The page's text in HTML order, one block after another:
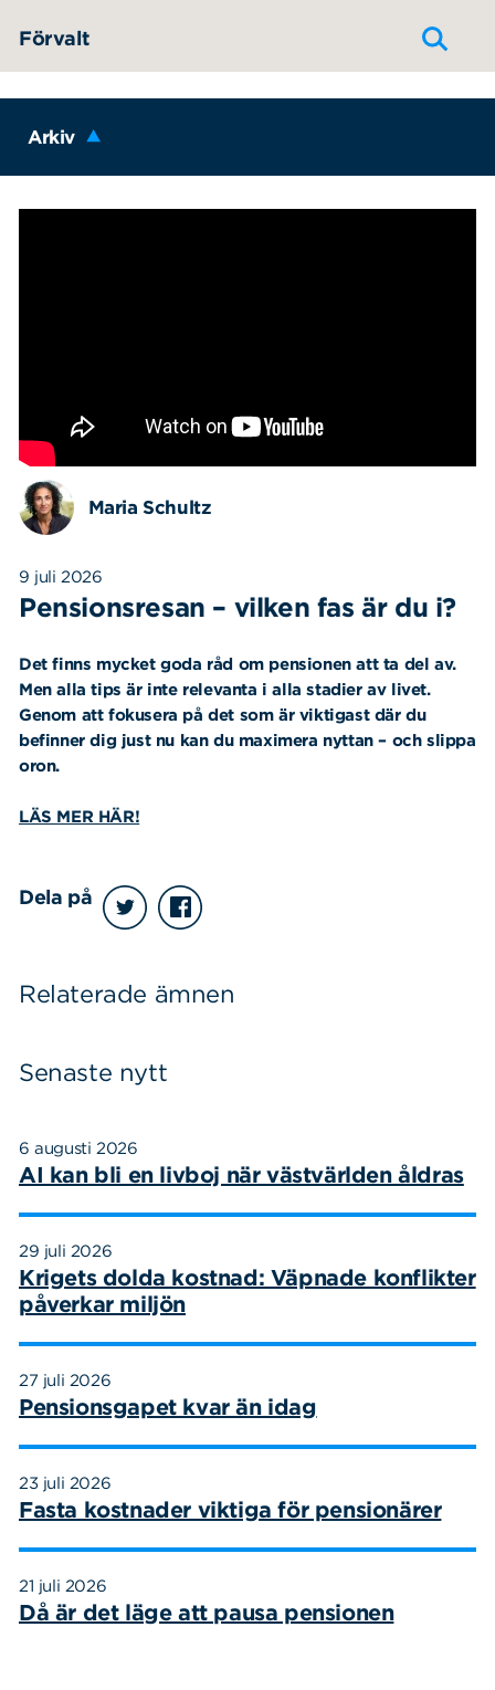
Förvalt
Arkiv
Maria Schultz
9 juli 2026
Pensionsresan – vilken fas är du i?
Det finns mycket goda råd om pensionen att ta del av.
Men alla tips är inte relevanta i alla stadier av livet.
Genom att fokusera på det som är viktigast där du
befinner dig just nu kan du maximera nyttan – och slippa
oron.
LÄS MER HÄR!
Dela på
Relaterade ämnen
Senaste nytt
6 augusti 2026
AI kan bli en livboj när västvärlden åldras
29 juli 2026
Krigets dolda kostnad: Väpnade konflikter
påverkar miljön
27 juli 2026
Pensionsgapet kvar än idag
23 juli 2026
Fasta kostnader viktiga för pensionärer
21 juli 2026
Då är det läge att pausa pensionen